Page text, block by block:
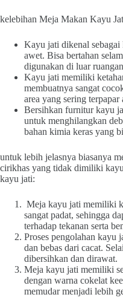
kelebihan Meja Makan Kayu
Kayu jati dikenal sebagai
awet. Bisa bertahan
digunakan di luar
Kayu jati memiliki
membuatnya sangat
area yang sering terpapar
Bersihkan furnitur kayu
untuk menghilangkan
bahan kimia keras yang
untuk lebih jelasnya biasanya
cirikhas yang tidak dimiliki
kayu jati:
Meja kayu jati memiliki
sangat padat, sehingga
terhadap tekanan serta
Proses pengolahan kayu
dan bebas dari cacat.
dibersihkan dan dirawat.
Meja kayu jati memiliki
dengan warna cokelat
memudar menjadi lebih